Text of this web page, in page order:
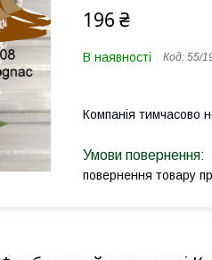
196 ₴
В наявності Код: 55/
Компанія тимчасово
повернення товару